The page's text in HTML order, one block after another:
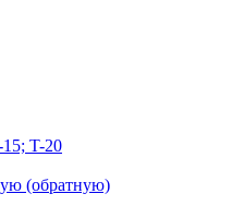
T-20
(обратную)